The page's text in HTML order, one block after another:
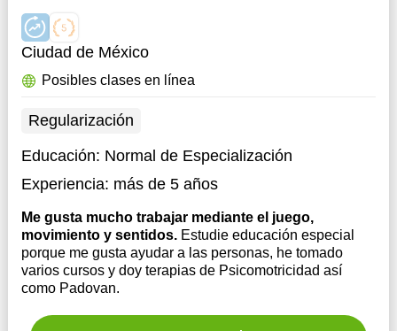
Ciudad de México
Posibles clases en línea
Regularización
Educación: Normal de Especialización
Experiencia: más de 5 años
Me gusta mucho trabajar mediante el juego,
movimiento y sentidos. Estudie educación especial
porque me gusta ayudar a las personas, he tomado
varios cursos y doy terapias de Psicomotricidad así
como Padovan.